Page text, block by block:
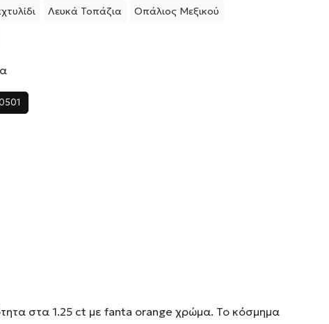
Λευκά Τοπάζια
Οπάλιος Μεξικού
στα 1.25 ct με fanta orange χρώμα. Το κόσμημα